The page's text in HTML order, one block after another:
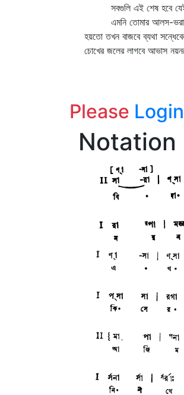
সবগুলি এই শেষ হবে যেই
এমনি তোমার আলস-ভরা
হয়তো তখন বাজবে ব্যথা
চোখের জলের লাগবে আভাস
Please Login
Notation